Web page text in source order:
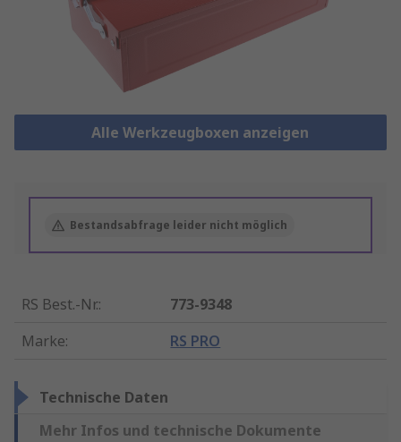
Alle Werkzeugboxen anzeigen
Bestandsabfrage leider nicht möglich
RS Best.-Nr.:
773-9348
Marke: RS PRO
Technische Daten
Mehr Infos und technische Dokumente